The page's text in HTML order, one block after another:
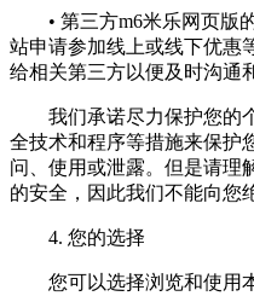
• 第三方m6米乐网页版的
站申请参加线上或线下优惠
给相关第三方以便及时沟通
我们承诺尽力保护您的个
全技术和程序等措施来保护
问、使用或泄露。但是请理
的安全，因此我们不能向您
4. 您的选择
您可以选择浏览和使用本